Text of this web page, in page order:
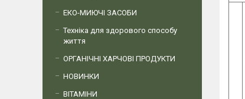
ЕКО-МИЮЧІ ЗАСОБИ
Техніка для здорового способу
життя
ОРГАНІЧНІ ХАРЧОВІ ПРОДУКТИ
НОВИНКИ
ВІТАМІНИ